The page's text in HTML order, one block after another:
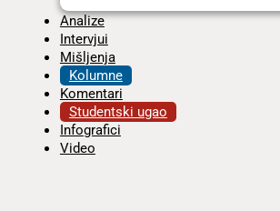
Analize
Intervjui
Mišljenja
Kolumne
Komentari
Studentski ugao
Infografici
Video